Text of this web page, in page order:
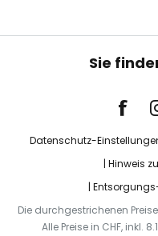
Sie
Datenschutz-
Hinweis
Die durchgestrichenen
Alle Preise in CHF, inkl.